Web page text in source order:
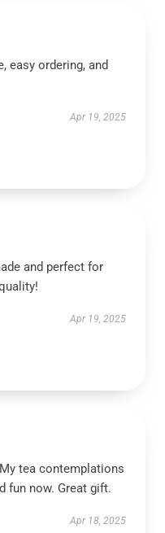
easy ordering, and
Apr 19, 2025
and perfect for
Apr 19, 2025
tea contemplations
fun now. Great gift.
Apr 18, 2025